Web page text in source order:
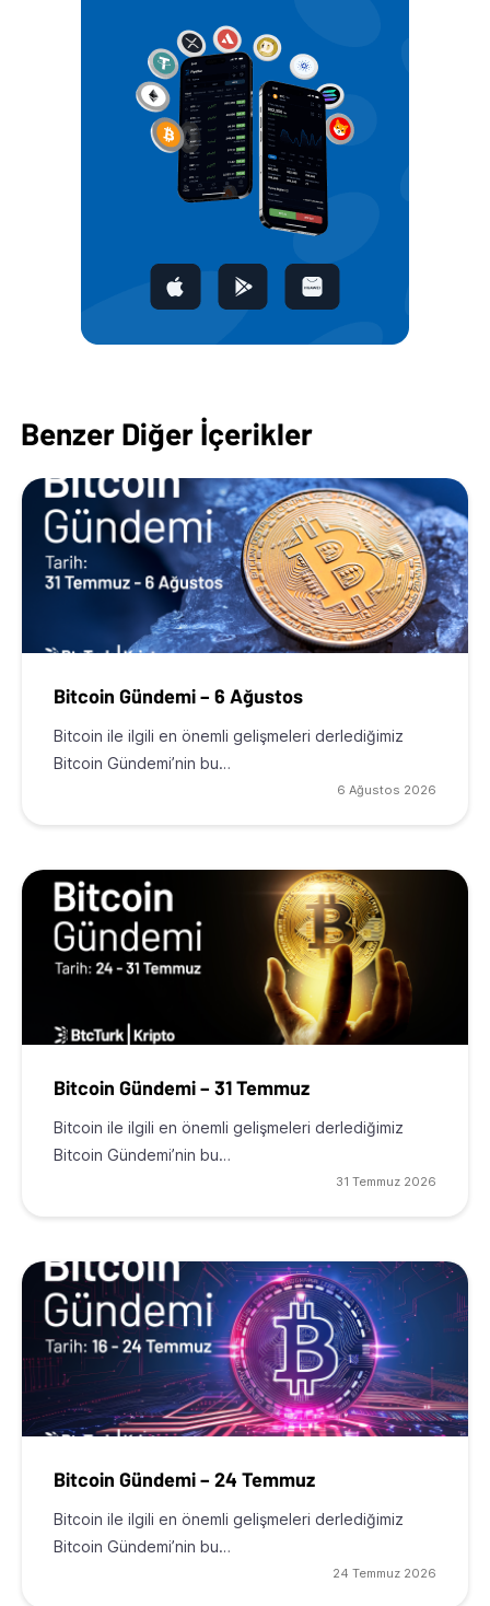
Benzer Diğer İçerikler
Bitcoin Gündemi – 6 Ağustos
Bitcoin ile ilgili en önemli gelişmeleri derlediğimiz
Bitcoin Gündemi’nin bu…
6 Ağustos 2026
Bitcoin Gündemi – 31 Temmuz
Bitcoin ile ilgili en önemli gelişmeleri derlediğimiz
Bitcoin Gündemi’nin bu…
31 Temmuz 2026
Bitcoin Gündemi – 24 Temmuz
Bitcoin ile ilgili en önemli gelişmeleri derlediğimiz
Bitcoin Gündemi’nin bu…
24 Temmuz 2026